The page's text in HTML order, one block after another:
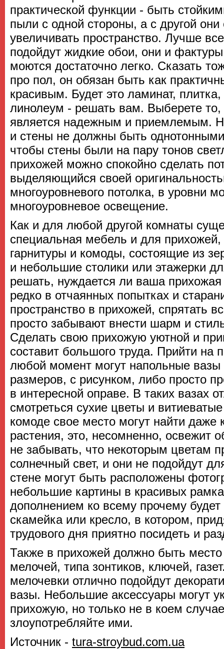
практической функции - быть
пыли с одной стороны, а с другой они
увеличивать пространство. Лучше
подойдут жидкие обои, они и
моются достаточно легко. Сказать
про пол, он обязан быть как
красивым. Будет это ламинат, плитка,
линолеум - решать вам. Выберете то,
является надежным и приемлемым.
и стены не должны быть
чтобы стены были на пару тонов
прихожей можно спокойно сделать
выделяющийся своей
многоуровневого потолка, в уровни
многоуровневое освещение.
Как и для любой другой комнаты
специальная мебель и для прихожей,
гарнитуры и комоды, состоящие из
и небольшие столики или этажерки
решать, нуждается ли ваша
редко в отчаянных попытках и
пространство в прихожей, спрятать
просто забывают внести шарм и
Сделать свою прихожую уютной и
составит большого труда. Прийти
любой момент могут напольные
размеров, с рисунком, либо просто
в интересной оправе. В таких вазах
смотреться сухие цветы и
комоде свое место могут найти даже
растения, это, несомненно, освежит
не забывать, что некоторым цветам
солнечный свет, и они не подойдут
стене могут быть расположены
небольшие картины в красивых
дополнением ко всему прочему будет
скамейка или кресло, в котором,
трудового дня приятно посидеть и
Также в прихожей должно быть место
мелочей, типа зонтиков, ключей,
мелочевки отлично подойдут
вазы. Небольшие аксессуары могут
прихожую, но только не в коем
злоупотребляйте ими.
Источник - tura-stroybud.com.ua